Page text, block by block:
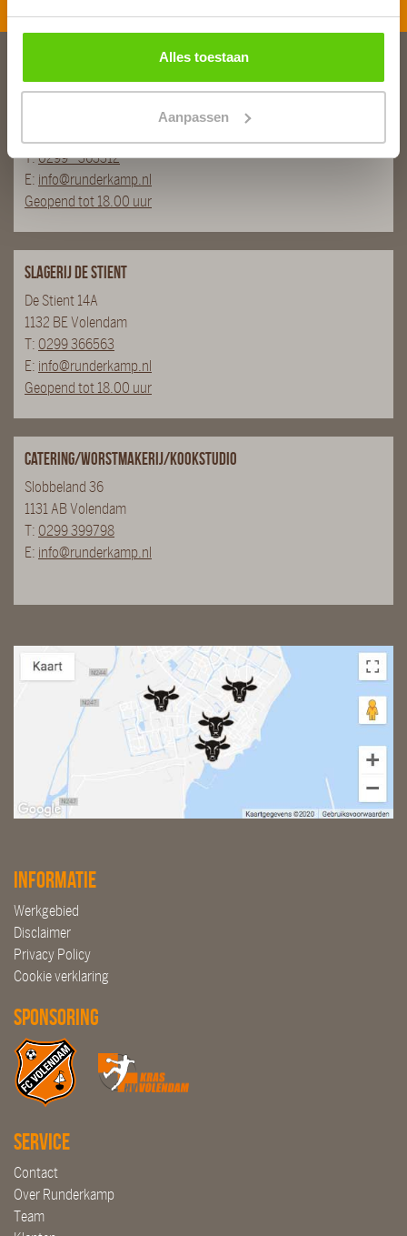
Alles toestaan
Aanpassen
Slagerij van Baar
T:0299 - 363312
E: info@runderkamp.nl
Geopend tot 18.00 uur
Slagerij De Stient
De Stient 14A
1132 BE Volendam
T: 0299 366563
E: info@runderkamp.nl
Geopend tot 18.00 uur
Catering/Worstmakerij/Kookstudio
Slobbeland 36
1131 AB Volendam
T: 0299 399798
E: info@runderkamp.nl
Informatie
Werkgebied
Disclaimer
Privacy Policy
Cookie verklaring
Sponsoring
Service
Contact
Over Runderkamp
Team